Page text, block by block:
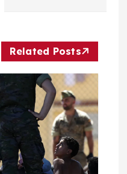
م
ق
Related Posts